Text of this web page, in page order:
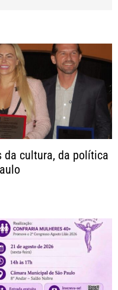
da cultura, da política